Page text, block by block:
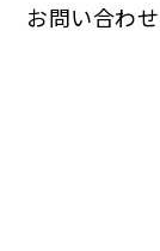
お問い合わせ